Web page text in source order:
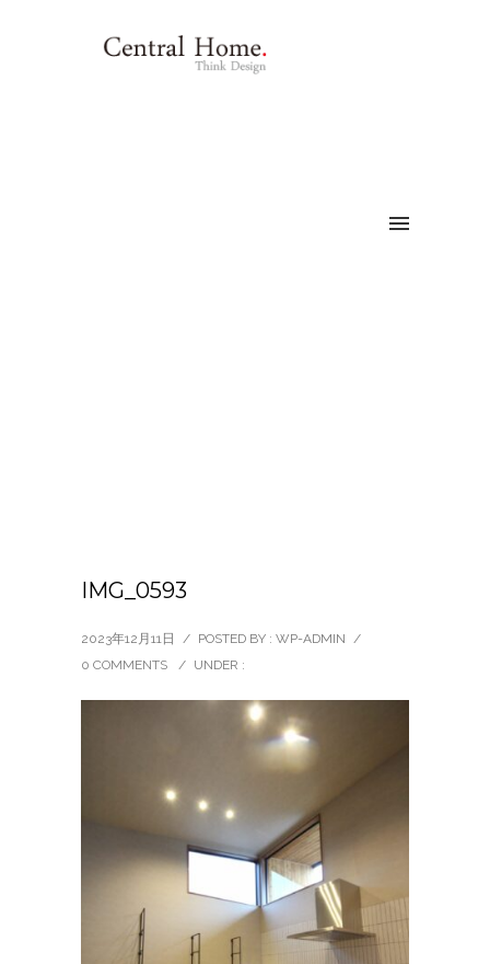
IMG_0593
2023年12月11日 / POSTED BY : WP-ADMIN /
0 COMMENTS
/ UNDER :